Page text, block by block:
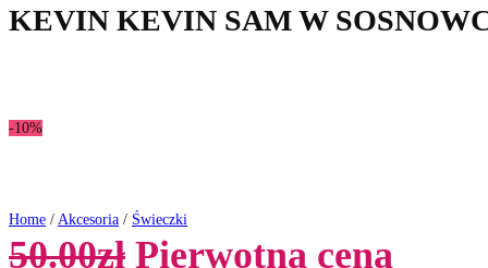
KEVIN KEVIN SAM W
-10%
Home / Akcesoria / Świeczki
50.00zł Pierwotna cena